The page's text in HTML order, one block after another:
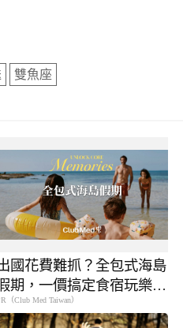
雙魚座
國花費難抓？全包式海島
期，一價搞定食宿玩樂，
錢更省心！
（Club Med Taiwan）